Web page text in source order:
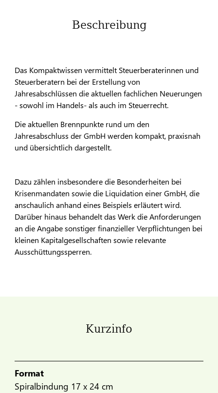
Beschreibung
Das Kompaktwissen vermittelt Steuerberaterinnen und
Steuerberatern bei der Erstellung von
Jahresabschlüssen die aktuellen fachlichen Neuerungen
- sowohl im Handels- als auch im Steuerrecht.
Die aktuellen Brennpunkte rund um den
Jahresabschluss der GmbH werden kompakt, praxisnah
und übersichtlich dargestellt.
Dazu zählen insbesondere die Besonderheiten bei
Krisenmandaten sowie die Liquidation einer GmbH, die
anschaulich anhand eines Beispiels erläutert wird.
Darüber hinaus behandelt das Werk die Anforderungen
an die Angabe sonstiger finanzieller Verpflichtungen bei
kleinen Kapitalgesellschaften sowie relevante
Ausschüttungssperren.
Kurzinfo
Format
Spiralbindung 17 x 24 cm